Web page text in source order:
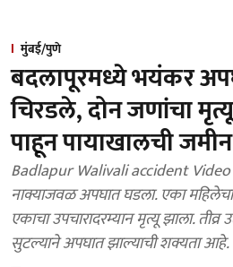
मुंबई/पुणे
बदलापूरमध्ये भयंकर
चिरडले, दोन जणांचा
पाहून पायाखालची
Badlapur Walivali accident Video
नाक्याजवळ अपघात घडला. एका
एकाचा उपचारादरम्यान मृत्यू झाला. तीव्र
सुटल्याने अपघात झाल्याची शक्यता आहे.